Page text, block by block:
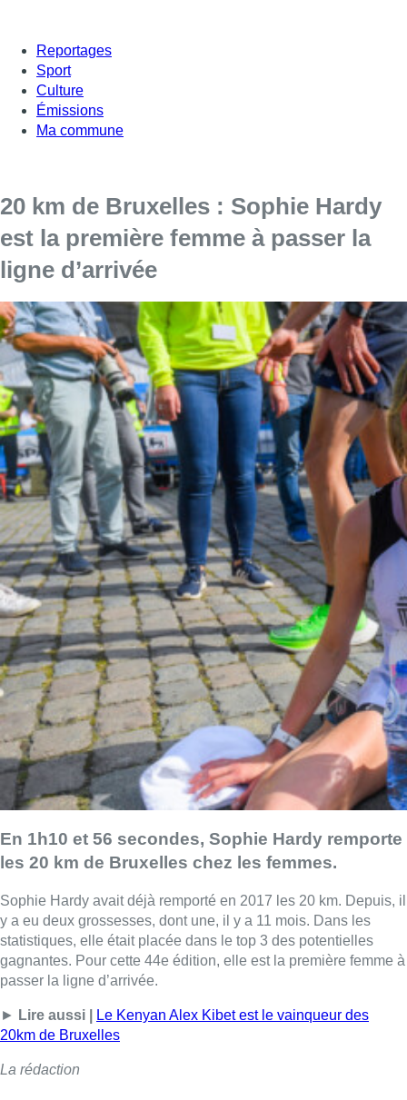
Reportages
Sport
Culture
Émissions
Ma commune
20 km de Bruxelles : Sophie Hardy
est la première femme à passer la
ligne d’arrivée
En 1h10 et 56 secondes, Sophie Hardy remporte
les 20 km de Bruxelles chez les femmes.
Sophie Hardy avait déjà remporté en 2017 les 20 km. Depuis, il
y a eu deux grossesses, dont une, il y a 11 mois. Dans les
statistiques, elle était placée dans le top 3 des potentielles
gagnantes. Pour cette 44e édition, elle est la première femme à
passer la ligne d’arrivée.
► Lire aussi |
Le Kenyan Alex Kibet est le vainqueur des
20km de Bruxelles
La rédaction